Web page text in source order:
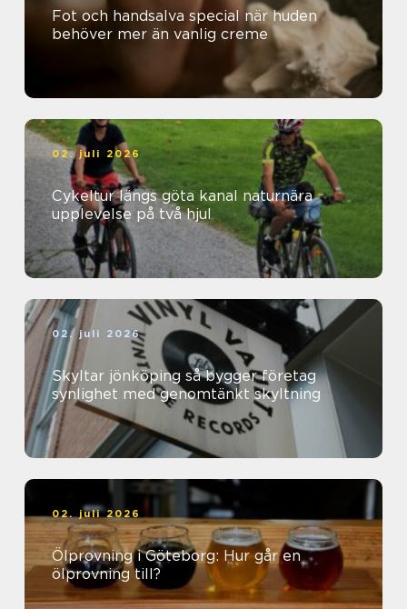
Fot och handsalva special när huden
behöver mer än vanlig creme
02. juli 2026
Cykeltur längs göta kanal naturnära
upplevelse på två hjul
02. juli 2026
Skyltar jönköping så bygger företag
synlighet med genomtänkt skyltning
02. juli 2026
Ölprovning i Göteborg: Hur går en
ölprovning till?